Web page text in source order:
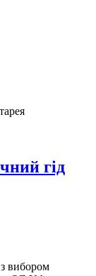
гід
з вибором